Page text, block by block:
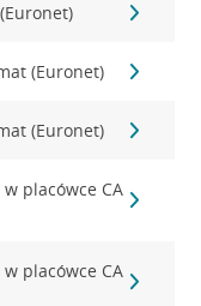
(Euronet)
(Euronet)
placówce CA
placówce CA